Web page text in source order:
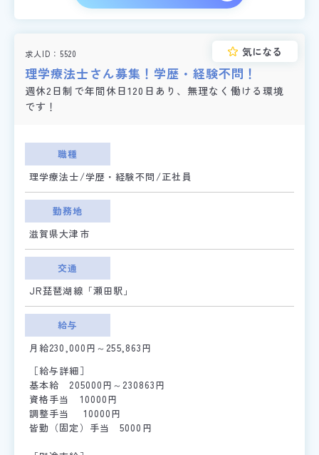
求人ID 5520
理学療法士さん募集！学歴・経験不問！
週休2日制で年間休日120日あり、無理なく働ける環境
です！
気になる
職種
理学療法士/学歴・経験不問/正社員
勤務地
滋賀県大津市
交通
JR琵琶湖線「瀬田駅」
給与
月給230,000円～255,863円
［給与詳細］
基本給 205000円～230863円
資格手当 10000円
調整手当 10000円
皆勤（固定）手当 5000円